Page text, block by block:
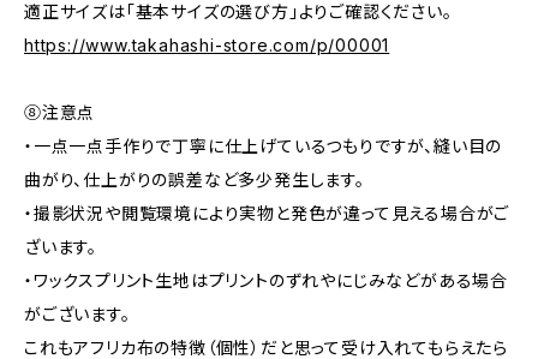
適正サイズは「基本サイズの選び方」よりご確認ください。
https://www.takahashi-store.com/p/00001
⑧注意点
・一点一点手作りで丁寧に仕上げているつもりですが、縫い目の
曲がり、仕上がりの誤差など多少発生します。
・撮影状況や閲覧環境により実物と発色が違って見える場合がご
ざいます。
・ワックスプリント生地はプリントのずれやにじみなどがある場合
がございます。
これもアフリカ布の特徴（個性）だと思って受け入れてもらえたら